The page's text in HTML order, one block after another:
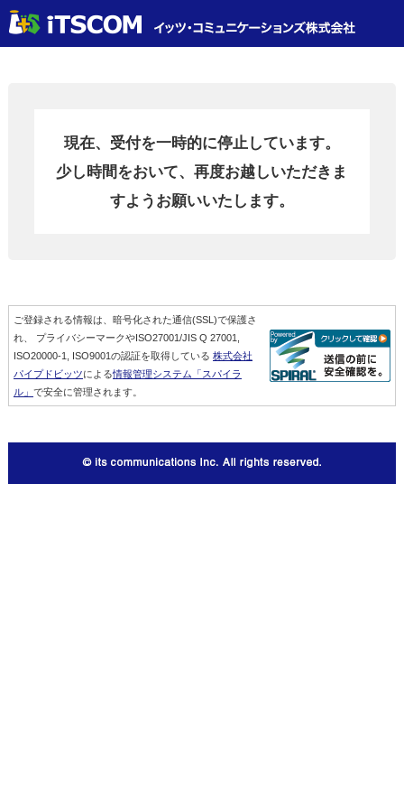
現在、受付を一時的に停止しています。
少し時間をおいて、再度お越しいただきま
すようお願いいたします。
ご登録される情報は、暗号化された通信(SSL)で保護さ
れ、 プライバシーマークやISO27001/JIS Q 27001,
ISO20000-1, ISO9001の認証を取得している 株式会社
パイプドビッツによる情報管理システム「スパイラ
ル」 で安全に管理されます。